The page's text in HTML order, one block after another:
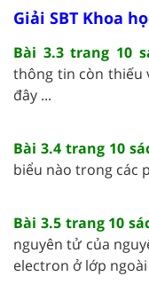
Giải SBT Khoa
Bài 3.3 trang 10
thông tin còn thiếu
đây ...
Bài 3.4 trang 10
biểu nào trong các
Bài 3.5 trang 10
nguyên tử của
electron ở lớp